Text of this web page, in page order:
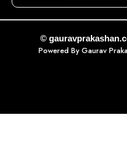
©
Powered By Gaurav